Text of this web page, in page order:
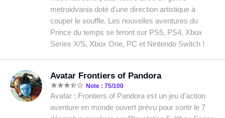
metroidvania doté d'une direction artistique à
couper le souffle. Les nouvelles aventures du
Prince du temps se feront sur PS5, PS4, Xbox
Series X/S, Xbox One, PC et Nintendo Switch !
Avatar Frontiers of Pandora
Note : 75/100
Avatar : Frontiers of Pandora est un jeu d'action
aventure en monde ouvert prévu pour sortir le 7